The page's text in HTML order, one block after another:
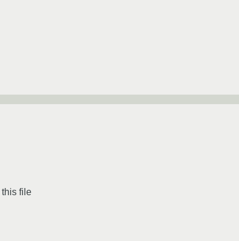
this file